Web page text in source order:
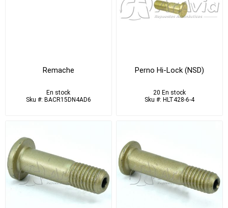
Remache
En stock
Sku #: BACR15DN4AD6
Perno Hi-Lock (NSD)
20 En stock
Sku #: HLT428-6-4